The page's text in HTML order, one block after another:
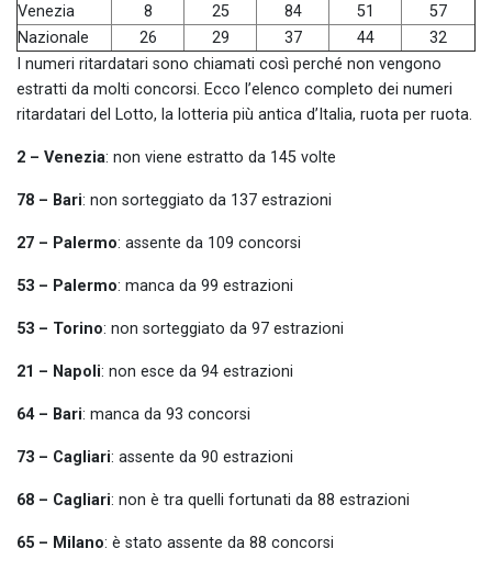
Venezia
8 25 84 51
57
Nazionale
26 29 37 44
32
I numeri ritardatari sono chiamati così perché non vengono
estratti da molti concorsi. Ecco l’elenco completo dei numeri
ritardatari del Lotto, la lotteria più antica d’Italia, ruota per ruota.
2 – Venezia: non viene estratto da 145 volte
78 – Bari: non sorteggiato da 137 estrazioni
27 – Palermo: assente da 109 concorsi
53 – Palermo: manca da 99 estrazioni
53 – Torino: non sorteggiato da 97 estrazioni
21 – Napoli: non esce da 94 estrazioni
64 – Bari: manca da 93 concorsi
73 – Cagliari: assente da 90 estrazioni
68 – Cagliari: non è tra quelli fortunati da 88 estrazioni
65 – Milano: è stato assente da 88 concorsi